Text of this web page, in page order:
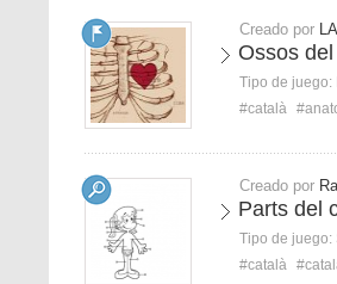
Creado por
Ossos
Tipo de juego:
#català
Creado por
Parts del
Tipo de juego:
#català